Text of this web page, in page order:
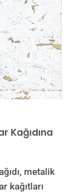
Kağıdına
metalik
kağıtları